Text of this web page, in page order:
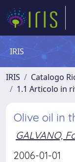
IRIS
IRIS Catalogo
1.1 Articolo in
Olive oil in
GALVANO,
2006-01-01